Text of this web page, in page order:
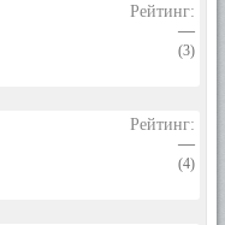
Рейтинг:
—
(3)
Рейтинг:
—
(4)